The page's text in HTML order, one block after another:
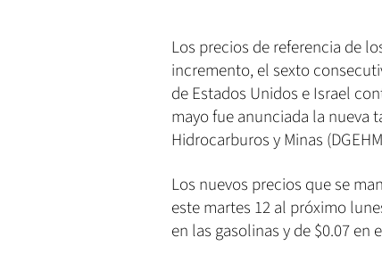
Los precios de referencia de
incremento, el sexto
de Estados Unidos e Israel
mayo fue anunciada la nueva
Hidrocarburos y Minas
Los nuevos precios que se
este martes 12 al próximo
en las gasolinas y de $0.07 en